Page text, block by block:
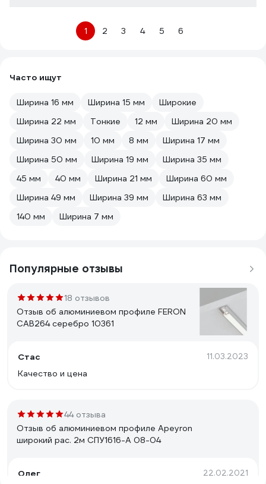
1 2 3 4 5 6
Часто ищут
Ширина 16 мм Ширина 15 мм
Широкие
Ширина 22 мм
Тонкие 12 мм
Ширина 20 мм
Ширина 30 мм
10 мм 8 мм
Ширина 17 мм
Ширина 50 мм
Ширина 19 мм
Ширина 35 мм
45 мм
40 мм Ширина 21 мм
Ширина 60 мм
Ширина 49 мм
Ширина 39 мм
Ширина 63 мм
140 мм
Ширина 7 мм
Популярные отзывы
18 отзывов
Отзыв об алюминиевом профиле FERON
CAB264 серебро 10361
Стас 11.03.2023
Качество и цена
44 отзыва
Отзыв об алюминиевом профиле Apeyron
широкий рас. 2м СПУ1616-А 08-04
Олег 22.02.2021